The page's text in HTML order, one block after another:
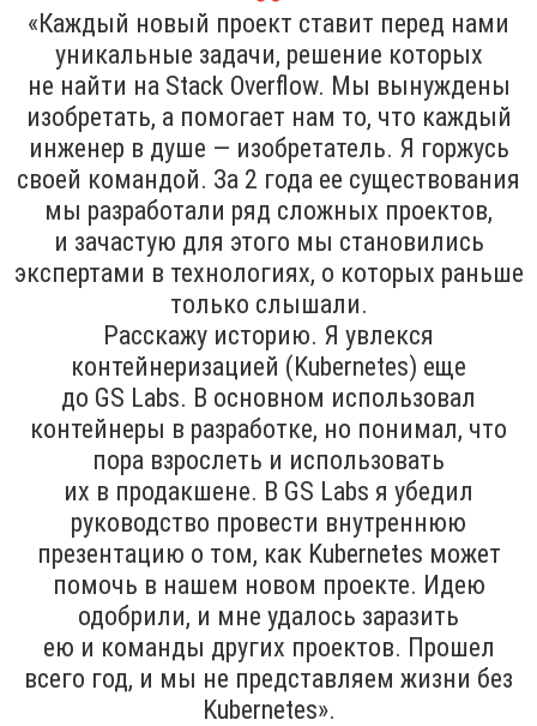
«Каждый новый проект ставит перед нами
уникальные задачи, решение которых
не найти на Stack Overflow. Мы вынуждены
изобретать, а помогает нам то, что каждый
инженер в душе — изобретатель. Я горжусь
своей командой. За 2 года ее существования
мы разработали ряд сложных проектов,
и зачастую для этого мы становились
экспертами в технологиях, о которых раньше
только слышали.
Расскажу историю. Я увлекся
контейнеризацией (Kubernetes) еще
до GS Labs. В основном использовал
контейнеры в разработке, но понимал, что
пора взрослеть и использовать
их в продакшене. В GS Labs я убедил
руководство провести внутреннюю
презентацию о том, как Kubernetes может
помочь в нашем новом проекте. Идею
одобрили, и мне удалось заразить
ею и команды других проектов. Прошел
всего год, и мы не представляем жизни без
Kubernetes».